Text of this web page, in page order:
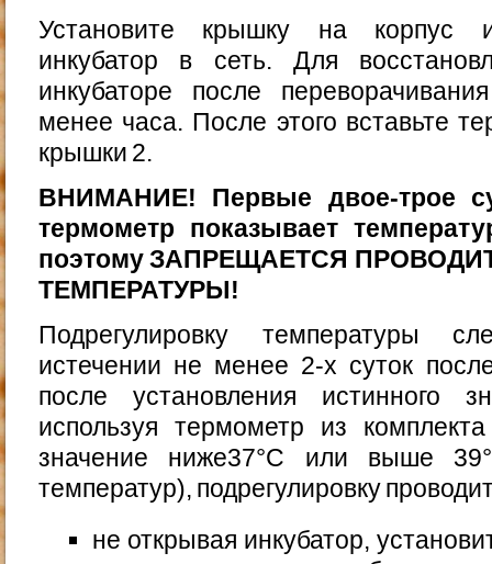
Установите крышку на корпус
инкубатор в сеть. Для
инкубаторе после
менее часа. После этого вставьте
крышки 2.
ВНИМАНИЕ! Первые двое-трое
термометр показывает
поэтому ЗАПРЕЩАЕТСЯ
ТЕМПЕРАТУРЫ!
Подрегулировку температуры
истечении не менее 2-х суток
после установления истинного
используя термометр из
значе­ние ниже37°С или выше
температур), подрегулиров­ку
не открывая инкубатор,